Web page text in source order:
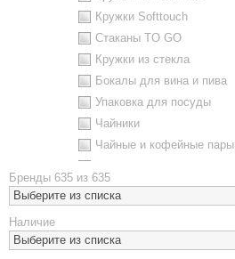
Кружки Softtouch
Стаканы TO GO
Кружки из стекла
Бокалы для вина и пива
Упаковка для посуды
Чайники
Чайные и кофейные пары
Наборы посуды
Предметы сервировки
Стаканы
Эко кружки
Бренды 635 из 635
Выберите из списка
Наличие
Выберите из списка